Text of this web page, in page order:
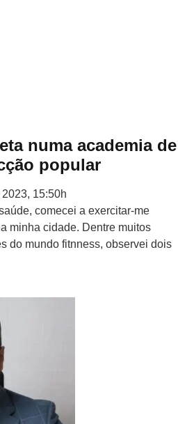
numa academia de
popular
15:50h
comecei a exercitar-me
minha cidade. Dentre muitos
do mundo fitnness, observei dois